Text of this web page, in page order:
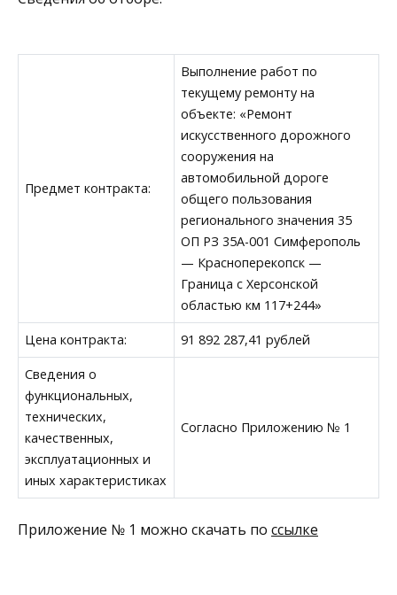
Предмет контракта:
Выполнение работ по
текущему ремонту на
объекте: «Ремонт
искусственного дорожного
сооружения на
автомобильной дороге
общего пользования
регионального значения 35
ОП РЗ 35А-001 Симферополь
— Красноперекопск —
Граница с Херсонской
областью км 117+244»
Цена контракта: 91 892 287,41 рублей
Сведения о
функциональных,
технических,
качественных,
эксплуатационных и
иных характеристиках
Согласно Приложению № 1
Приложение № 1 можно скачать по ссылке